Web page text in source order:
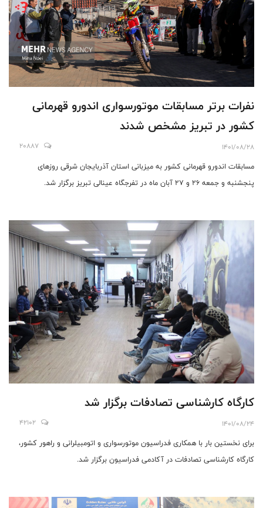
نفرات برتر مسابقات موتورسواری اندورو قهرمانی
کشور در تبریز مشخص شدند
1401/08/28
20887
مسابقات اندورو قهرمانی کشور به میزبانی استان آذربایجان شرقی روزهای
پنجشنبه و جمعه 26 و 27 آبان ماه در تفرجگاه عینالی تبریز برگزار شد.
کارگاه کارشناسی تصادفات برگزار شد
1401/08/24
42102
برای نخستین بار با همکاری فدراسیون موتورسواری و اتومبیلرانی و راهور کشور،
کارگاه کارشناسی تصادفات در آکادمی فدراسیون برگزار شد.